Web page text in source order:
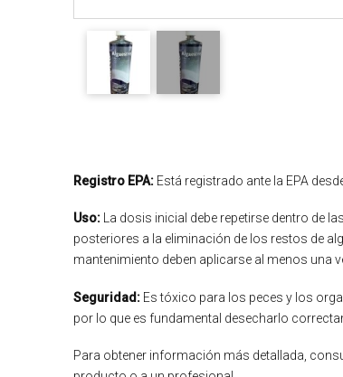
Registro EPA:Está registrado ante la EPA
Uso:La dosis inicial debe repetirse dentro de
posteriores a la eliminación de los restos de
mantenimiento deben aplicarse al menos una
Seguridad:Es tóxico para los peces y los
por lo que es fundamental desecharlo
Para obtener información más detallada,